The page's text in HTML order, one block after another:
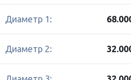
Диаметр 1:
Диаметр 2: